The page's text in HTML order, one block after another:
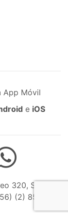
App Móvil
e iOS
320, San
(2) 8598163